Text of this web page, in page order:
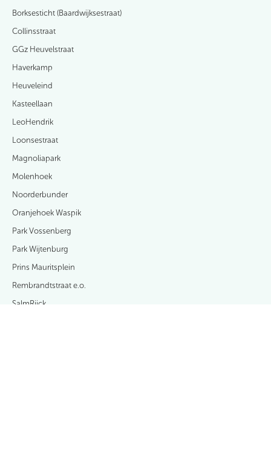
Borksesticht (Baardwijksestraat)
Collinsstraat
GGz Heuvelstraat
Haverkamp
Heuveleind
Kasteellaan
LeoHendrik
Loonsestraat
Magnoliapark
Molenhoek
Noorderbunder
Oranjehoek Waspik
Park Vossenberg
Park Wijtenburg
Prins Mauritsplein
Rembrandtstraat e.o.
SalmRijck